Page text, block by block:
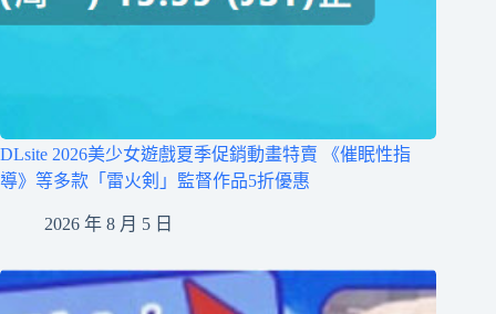
DLsite 2026美少女遊戲夏季促銷動畫特賣 《催眠性指
導》等多款「雷火剣」監督作品5折優惠
2026 年 8 月 5 日